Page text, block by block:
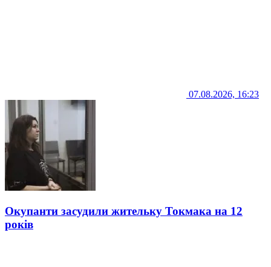
07.08.2026, 16:23
Окупанти засудили жительку Токмака на 12
років